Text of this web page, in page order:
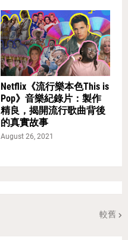
Netflix《流行樂本色This is
Pop》音樂紀錄片：製作
精良，揭開流行歌曲背後
的真實故事
August 26, 2021
較舊